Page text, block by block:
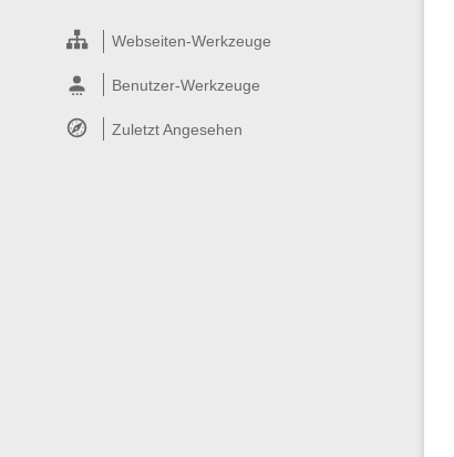
Webseiten-Werkzeuge
Benutzer-Werkzeuge
Zuletzt Angesehen